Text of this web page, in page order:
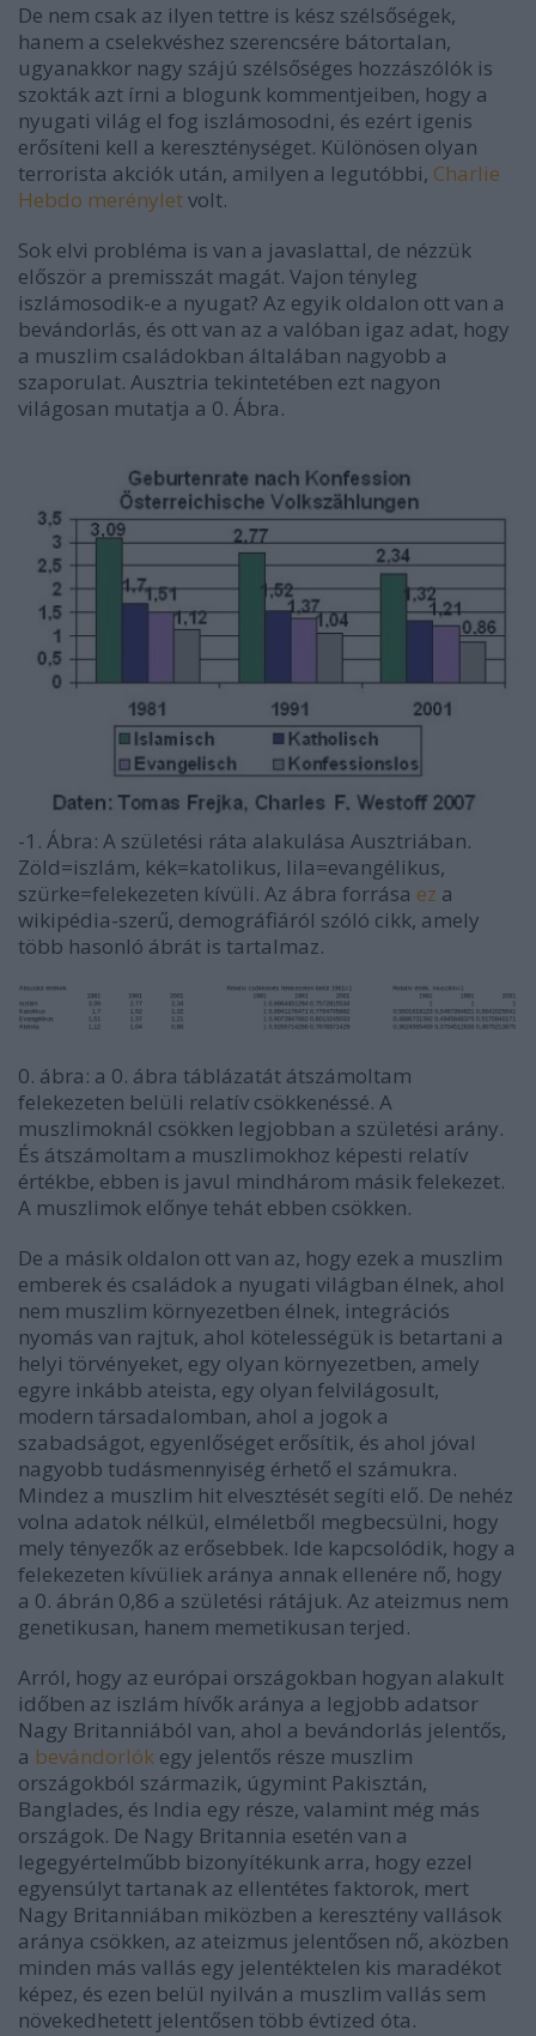
De nem csak az ilyen tettre is kész szélsőségek,
hanem a cselekvéshez szerencsére bátortalan,
ugyanakkor nagy szájú szélsőséges hozzászólók is
szokták azt írni a blogunk kommentjeiben, hogy a
nyugati világ el fog iszlámosodni, és ezért igenis
erősíteni kell a kereszténységet. Különösen olyan
terrorista akciók után, amilyen a legutóbbi, Charlie
Hebdo merényletvolt.
Sok elvi probléma is van a javaslattal, de nézzük
először a premisszát magát. Vajon tényleg
iszlámosodik-e a nyugat? Az egyik oldalon ott van a
bevándorlás, és ott van az a valóban igaz adat, hogy
a muszlim családokban általában nagyobb a
szaporulat. Ausztria tekintetében ezt nagyon
világosan mutatja a 0. Ábra.
-1. Ábra: A születési ráta alakulása Ausztriában.
Zöld=iszlám, kék=katolikus, lila=evangélikus,
szürke=felekezeten kívüli. Az ábra forrása ez a
wikipédia-szerű, demográfiáról szóló cikk, amely
több hasonló ábrát is tartalmaz.
0. ábra: a 0. ábra táblázatát átszámoltam
felekezeten belüli relatív csökkenéssé. A
muszlimoknál csökken legjobban a születési arány.
És átszámoltam a muszlimokhoz képesti relatív
értékbe, ebben is javul mindhárom másik felekezet.
A muszlimok előnye tehát ebben csökken.
De a másik oldalon ott van az, hogy ezek a muszlim
emberek és családok a nyugati világban élnek, ahol
nem muszlim környezetben élnek, integrációs
nyomás van rajtuk, ahol kötelességük is betartani a
helyi törvényeket, egy olyan környezetben, amely
egyre inkább ateista, egy olyan felvilágosult,
modern társadalomban, ahol a jogok a
szabadságot, egyenlőséget erősítik, és ahol jóval
nagyobb tudásmennyiség érhető el számukra.
Mindez a muszlim hit elvesztését segíti elő. De nehéz
volna adatok nélkül, elméletből megbecsülni, hogy
mely tényezők az erősebbek. Ide kapcsolódik, hogy a
felekezeten kívüliek aránya annak ellenére nő, hogy
a 0. ábrán 0,86 a születési rátájuk. Az ateizmus nem
genetikusan, hanem memetikusan terjed.
Arról, hogy az európai országokban hogyan alakult
időben az iszlám hívők aránya a legjobb adatsor
Nagy Britanniából van, ahol a bevándorlás jelentős,
a bevándorlók egy jelentős része muszlim
országokból származik, úgymint Pakisztán,
Banglades, és India egy része, valamint még más
országok. De Nagy Britannia esetén van a
legegyértelműbb bizonyítékunk arra, hogy ezzel
egyensúlyt tartanak az ellentétes faktorok, mert
Nagy Britanniában miközben a keresztény vallások
aránya csökken, az ateizmus jelentősen nő, aközben
minden más vallás egy jelentéktelen kis maradékot
képez, és ezen belül nyilván a muszlim vallás sem
növekedhetett jelentősen több évtized óta.